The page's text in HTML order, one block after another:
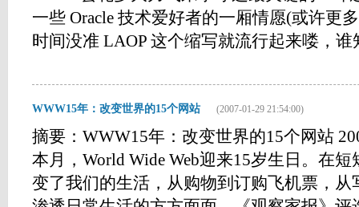
一些 Oracle 技术爱好者的一厢情愿(或许更
时间没准 LAOP 这个缩写就流行起来喽，谁
WWW15年：改变世界的15个网站 (2007-01-29 21:54:00)
摘要：WWW15年：改变世界的15个网站
本月，World Wide Web迎来15岁生日。在
变了我们的生活，从购物到订购飞机票，